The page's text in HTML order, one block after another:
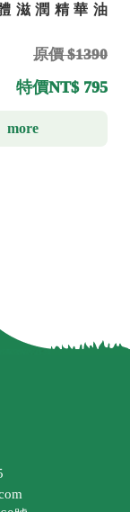
滋潤精華油
原價 $1390
特價NT$ 795
more